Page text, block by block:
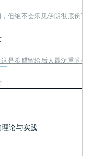
但绝不会乐见伊朗彻底
是希腊留给后人最沉重的
论与实践